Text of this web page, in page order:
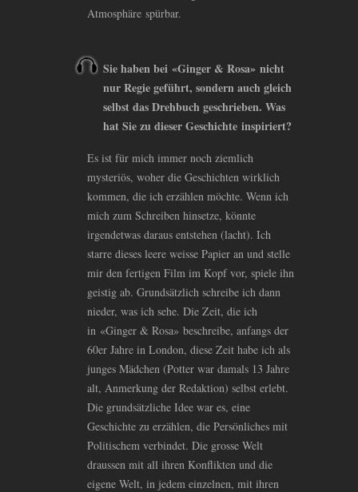
Atmosphäre spürbar.
Sie haben bei «Ginger & Rosa» nicht
nur Regie geführt, sondern auch gleich
selbst das Drehbuch geschrieben. Was
hat Sie zu dieser Geschichte inspiriert?
Es ist für mich immer noch ziemlich
mysteriös, woher die Geschichten wirklich
kommen, die ich erzählen möchte. Wenn ich
mich zum Schreiben hinsetze, könnte
irgendetwas daraus entstehen (lacht). Ich
starre dieses leere weisse Papier an und stelle
mir den fertigen Film im Kopf vor, spiele ihn
geistig ab. Grundsätzlich schreibe ich dann
nieder, was ich sehe. Die Zeit, die ich
in «Ginger & Rosa» beschreibe, anfangs der
60er Jahre in London, diese Zeit habe ich als
junges Mädchen (Potter war damals 13 Jahre
alt, Anmerkung der Redaktion) selbst erlebt.
Die grundsätzliche Idee war es, eine
Geschichte zu erzählen, die Persönliches mit
Politischem verbindet. Die grosse Welt
draussen mit all ihren Konflikten und die
eigene Welt, in jedem einzelnen, mit ihren